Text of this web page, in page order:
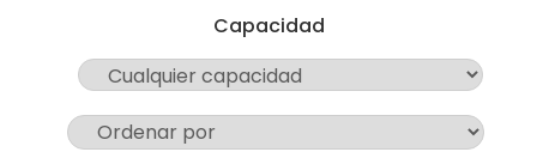
Capacidad